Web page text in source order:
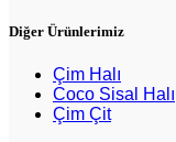
Diğer Ürünlerimiz
Çim Halı
Coco Sisal Halı
Çim Çit